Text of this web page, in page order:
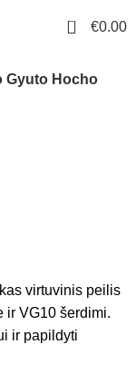
0 €0.00
Gyuto Hocho
virtuvinis peilis
ir VG10 šerdimi.
ir papildyti